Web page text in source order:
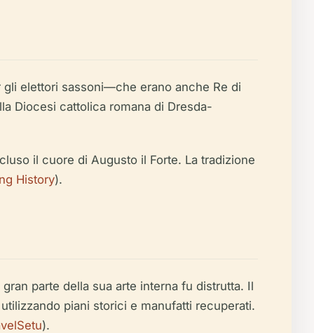
elettori sassoni—che erano anche Re di
Diocesi cattolica romana di Dresda-
il cuore di Augusto il Forte. La tradizione
History).
parte della sua arte interna fu distrutta. Il
piani storici e manufatti recuperati.
).